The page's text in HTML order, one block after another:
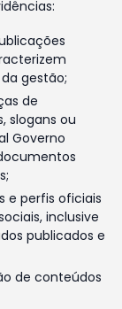
gestão;
de
slogans ou
Governo
e perfis oficiais
inclusive
publicados e
de conteúdos